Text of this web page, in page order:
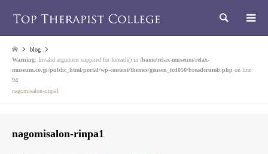
検索
blog
Warning: Invalid argument supplied for foreach() in /home/relax-museum/relax-
museum.co.jp/public_html/portal/wp-content/themes/gensen_tcd050/breadcrumb.php on line
94
nagomisalon-rinpa1
nagomisalon-rinpa1